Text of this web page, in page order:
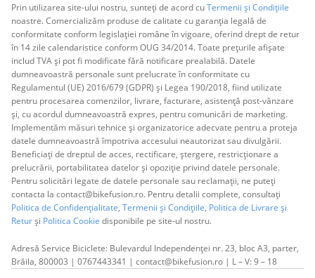
Prin utilizarea site-ului nostru, sunteți de acord cuTermenii și Condițiile
noastre. Comercializăm produse de calitate cu garanția legală de
conformitate conform legislației române în vigoare, oferind drept de retur
în 14 zile calendaristice conform OUG 34/2014. Toate prețurile afișate
includ TVA și pot fi modificate fără notificare prealabilă. Datele
dumneavoastră personale sunt prelucrate în conformitate cu
Regulamentul (UE) 2016/679 (GDPR) și Legea 190/2018, fiind utilizate
pentru procesarea comenzilor, livrare, facturare, asistență post-vânzare
și, cu acordul dumneavoastră expres, pentru comunicări de marketing.
Implementăm măsuri tehnice și organizatorice adecvate pentru a proteja
datele dumneavoastră împotriva accesului neautorizat sau divulgării.
Beneficiați de dreptul de acces, rectificare, ștergere, restricționare a
prelucrării, portabilitatea datelor și opoziție privind datele personale.
Pentru solicitări legate de datele personale sau reclamații, ne puteți
contacta la contact@bikefusion.ro. Pentru detalii complete, consultați
Politica de Confidențialitate, Termenii și Condițiile, Politica de Livrare și
Returși Politica Cookie disponibile pe site-ul nostru.
Adresă Service Biciclete: Bulevardul Independenței nr. 23, bloc A3, parter,
Brăila, 800003 | 0767443341 | contact@bikefusion.ro | L – V: 9 – 18